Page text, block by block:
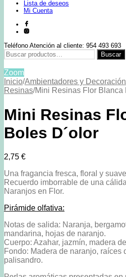
Lista de deseos
Mi Cuenta
Teléfono Atención al cliente: 954 493 693
Buscar
por:
Buscar
Zoom
Inicio/Ambientadores y Decoración
Resinas/Mini Resinas Flor Blanca
Mini Resinas
Boles D´olor
2,75 €
Una fragancia fresca, floral y
Recuerdo imborrable de una
Naranjos en Flor.
Pirámide olfativa:
Notas de salida: Naranja,
mandarina, hojas de naranjo.
Cuerpo: Azahar, jazmín, madera
Fondo: Madera de naranjo, raíces
palisandro.